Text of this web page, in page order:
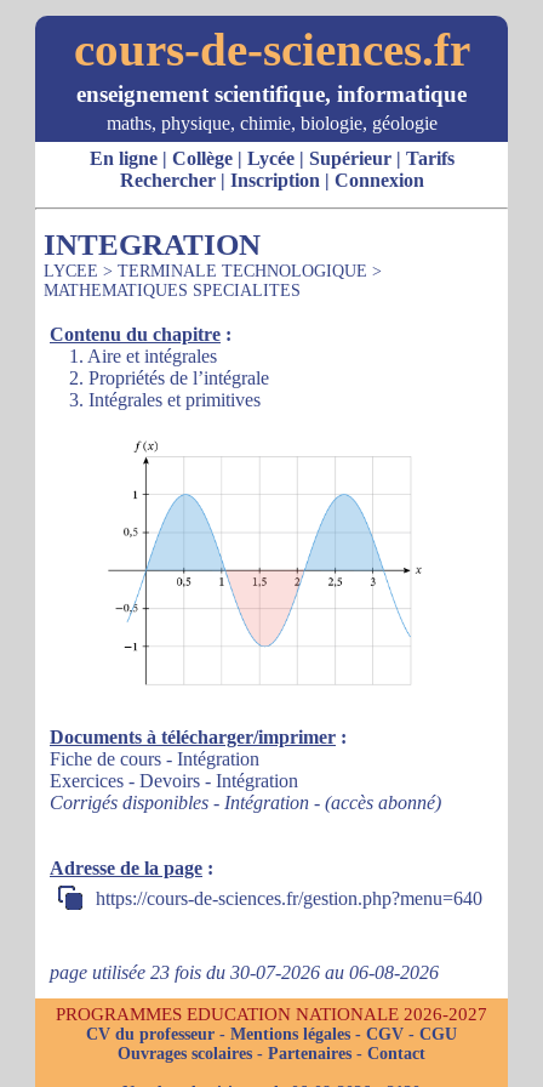
cours-de-sciences.fr
enseignement scientifique, informatique
maths, physique, chimie, biologie, géologie
En ligne| Collège| Lycée| Supérieur| Tarifs
Rechercher| Inscription | Connexion
INTEGRATION
LYCEE > TERMINALE TECHNOLOGIQUE >
MATHEMATIQUES SPECIALITES
Contenu du chapitre :
1. Aire et intégrales
2. Propriétés de l’intégrale
3. Intégrales et primitives
Documents à télécharger/imprimer :
Fiche de cours - Intégration
Exercices - Devoirs - Intégration
Corrigés disponibles - Intégration - (accès abonné)
Adresse de la page :
https://cours-de-sciences.fr/gestion.php?menu=640
page utilisée 23 fois du 30-07-2026 au 06-08-2026
PROGRAMMES EDUCATION NATIONALE 2026-2027
CV du professeur - Mentions légales - CGV - CGU
Ouvrages scolaires - Partenaires - Contact